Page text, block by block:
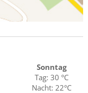
Sonntag
Tag: 30 °C
Nacht: 22°C